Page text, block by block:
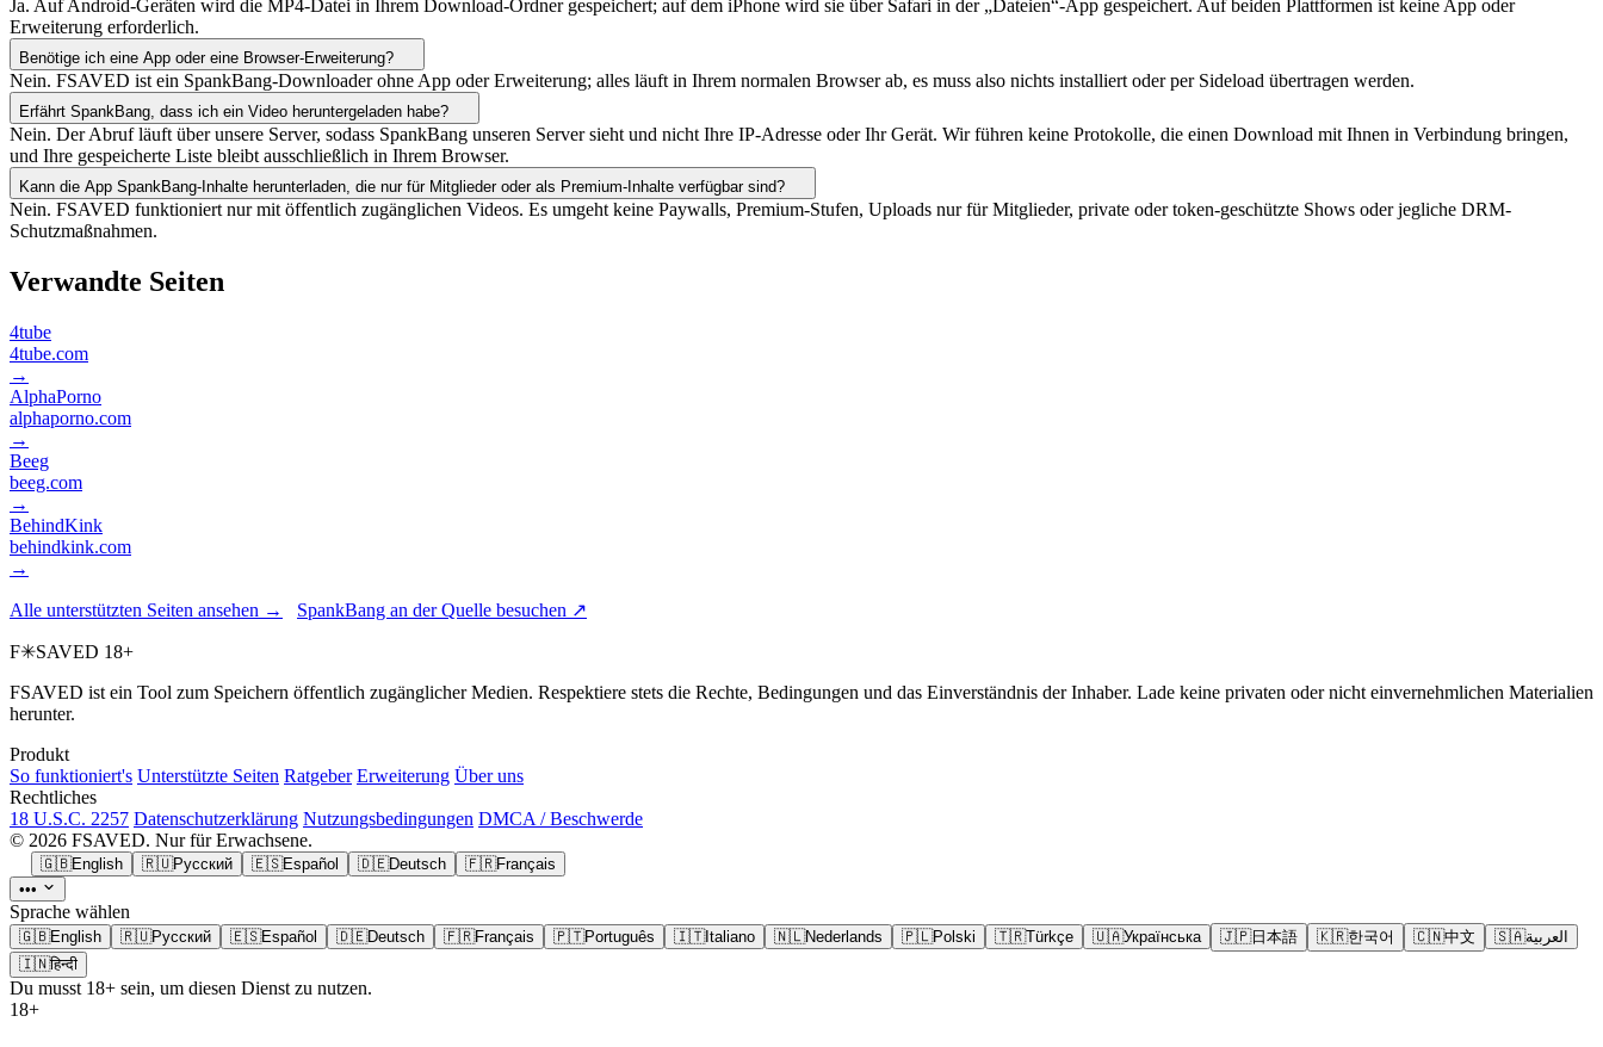
Ja. Auf Android-Geräten wird die MP4-Datei in Ihrem Download-Ordner gespeichert; auf dem iPhone wird sie über Safari in der „Dateien“-App gespeichert. Auf beiden Plattformen ist keine App oder
Erweiterung erforderlich.
Benötige ich eine App oder eine Browser-Erweiterung?
Nein. FSAVED ist ein SpankBang-Downloader ohne App oder Erweiterung; alles läuft in Ihrem normalen Browser ab, es muss also nichts installiert oder per Sideload übertragen werden.
Erfährt SpankBang, dass ich ein Video heruntergeladen habe?
Nein. Der Abruf läuft über unsere Server, sodass SpankBang unseren Server sieht und nicht Ihre IP-Adresse oder Ihr Gerät. Wir führen keine Protokolle, die einen Download mit Ihnen in Verbindung bringen,
und Ihre gespeicherte Liste bleibt ausschließlich in Ihrem Browser.
Kann die App SpankBang-Inhalte herunterladen, die nur für Mitglieder oder als Premium-Inhalte verfügbar sind?
Nein. FSAVED funktioniert nur mit öffentlich zugänglichen Videos. Es umgeht keine Paywalls, Premium-Stufen, Uploads nur für Mitglieder, private oder token-geschützte Shows oder jegliche DRM-
Schutzmaßnahmen.
Verwandte Seiten
4tube
4tube.com
→
AlphaPorno
alphaporno.com
→
Beeg
beeg.com
→
BehindKink
behindkink.com
→
Alle unterstützten Seiten ansehen → SpankBang an der Quelle besuchen ↗
F✳SAVED 18+
FSAVED ist ein Tool zum Speichern öffentlich zugänglicher Medien. Respektiere stets die Rechte, Bedingungen und das Einverständnis der Inhaber. Lade keine privaten oder nicht einvernehmlichen Materialien
herunter.
Produkt
So funktioniert's Unterstützte Seiten Ratgeber Erweiterung Über uns
Rechtliches
18 U.S.C. 2257 Datenschutzerklärung Nutzungsbedingungen DMCA / Beschwerde
© 2026 FSAVED. Nur für Erwachsene.
🇬🇧English 🇷🇺Русский 🇪🇸Español 🇩🇪Deutsch 🇫🇷Français
•••
Sprache wählen
🇬🇧English 🇷🇺Русский 🇪🇸Español 🇩🇪Deutsch 🇫🇷Français 🇵🇹Português 🇮🇹Italiano 🇳🇱Nederlands 🇵🇱Polski 🇹🇷Türkçe 🇺🇦Українська 🇯🇵日本語 🇰🇷한국어 🇨🇳中文 🇸🇦العربية
🇮🇳हिन्दी
Du musst 18+ sein, um diesen Dienst zu nutzen.
18+